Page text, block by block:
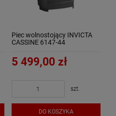
Piec wolnostojący INVICTA
CASSINE 6147-44
5 499,00 zł
szt.
DO KOSZYKA